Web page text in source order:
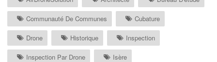
Communauté De Communes Cubature
Drone Historique Inspection
Inspection Par Drone Isère